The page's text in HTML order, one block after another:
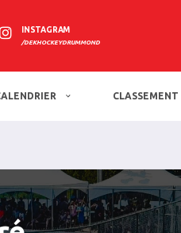
INSTAGRAM
/DEKHOCKEYDRUMMOND
CLASSEMENT